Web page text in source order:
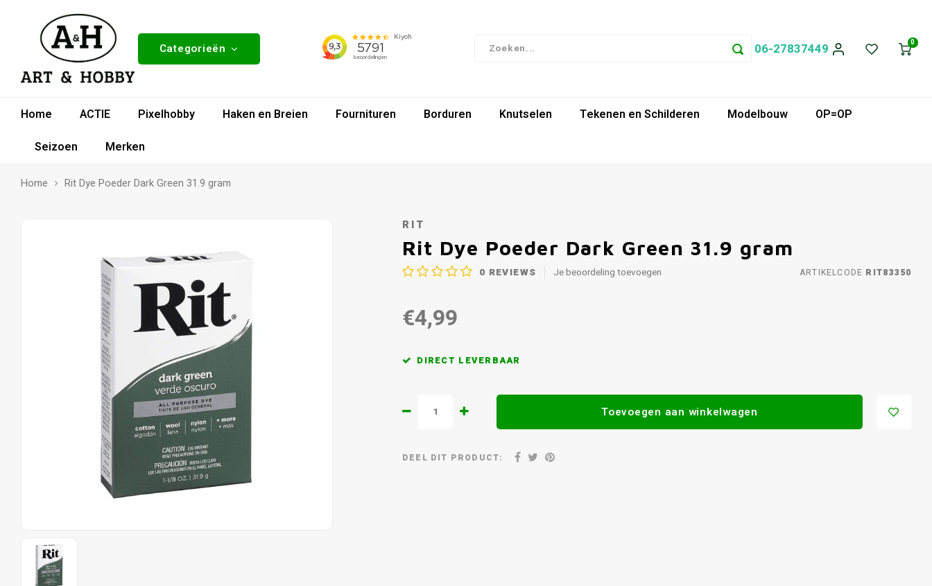
Categorieën 06-27837449 0
Home ACTIE Pixelhobby Haken en Breien Fournituren Borduren Knutselen Tekenen en Schilderen Modelbouw
OP=OP
Seizoen
Merken
Home Rit Dye Poeder Dark Green 31.9 gram
RIT
Rit Dye Poeder Dark Green 31.9 gram
0 REVIEWS Je beoordeling toevoegen ARTIKELCODE RIT83350
€4,99
DIRECT LEVERBAAR
Toevoegen aan winkelwagen
DEEL DIT PRODUCT: